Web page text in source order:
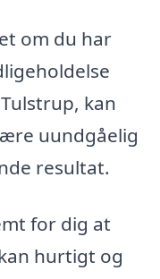
om du har
kan
uundgåelig
resultat.
for dig at
hurtigt og